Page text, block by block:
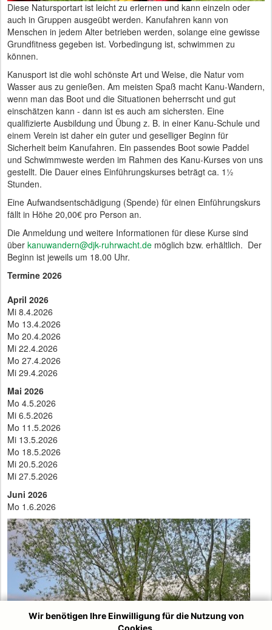
Diese Natursportart ist leicht zu erlernen und kann einzeln oder
auch in Gruppen ausgeübt werden. Kanufahren kann von
Menschen in jedem Alter betrieben werden, solange eine gewisse
Grundfitness gegeben ist. Vorbedingung ist, schwimmen zu
können.
Kanusport ist die wohl schönste Art und Weise, die Natur vom
Wasser aus zu genießen. Am meisten Spaß macht Kanu-Wandern,
wenn man das Boot und die Situationen beherrscht und gut
einschätzen kann - dann ist es auch am sichersten. Eine
qualifizierte Ausbildung und Übung z. B. in einer Kanu-Schule und
einem Verein ist daher ein guter und geselliger Beginn für
Sicherheit beim Kanufahren. Ein passendes Boot sowie Paddel
und Schwimmweste werden im Rahmen des Kanu-Kurses von uns
gestellt. Die Dauer eines Einführungskurses beträgt ca. 1½
Stunden.
Eine Aufwandsentschädigung (Spende) für einen Einführungskurs
fällt in Höhe 20,00€ pro Person an.
Die Anmeldung und weitere Informationen für diese Kurse sind
über kanuwandern@djk-ruhrwacht.de möglich bzw. erhältlich. Der
Beginn ist jeweils um 18.00 Uhr.
Termine 2026
April 2026
Mi 8.4.2026
Mo 13.4.2026
Mo 20.4.2026
Mi 22.4.2026
Mo 27.4.2026
Mi 29.4.2026
Mai 2026
Mo 4.5.2026
Mi 6.5.2026
Mo 11.5.2026
Mi 13.5.2026
Mo 18.5.2026
Mi 20.5.2026
Mi 27.5.2026
Juni 2026
Mo 1.6.2026
Wir benötigen Ihre Einwilligung für die Nutzung von
Cookies.